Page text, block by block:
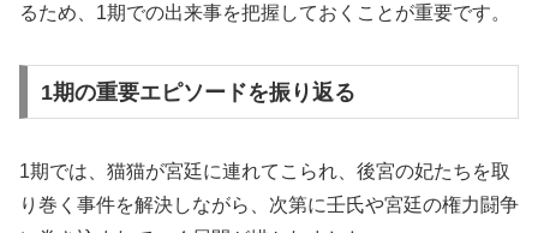
るため、1期での出来事を把握しておくことが重要です。
1期の重要エピソードを振り返る
1期では、猫猫が宮廷に連れてこられ、後宮の妃たちを取
り巻く事件を解決しながら、次第に壬氏や宮廷の権力闘争